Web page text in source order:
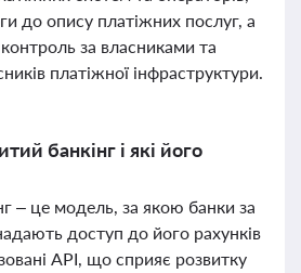
до опису платіжних послуг, а
за власниками та
платіжної інфраструктури.
банкінг і які його
– це модель, за якою банки за
доступ до його рахунків
API, що сприяє розвитку